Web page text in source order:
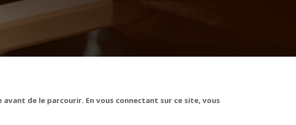
de le parcourir. En vous connectant sur ce site, vous